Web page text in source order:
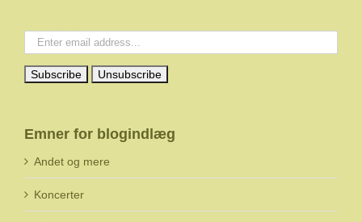
Emner for blogindlæg
Andet og mere
Koncerter